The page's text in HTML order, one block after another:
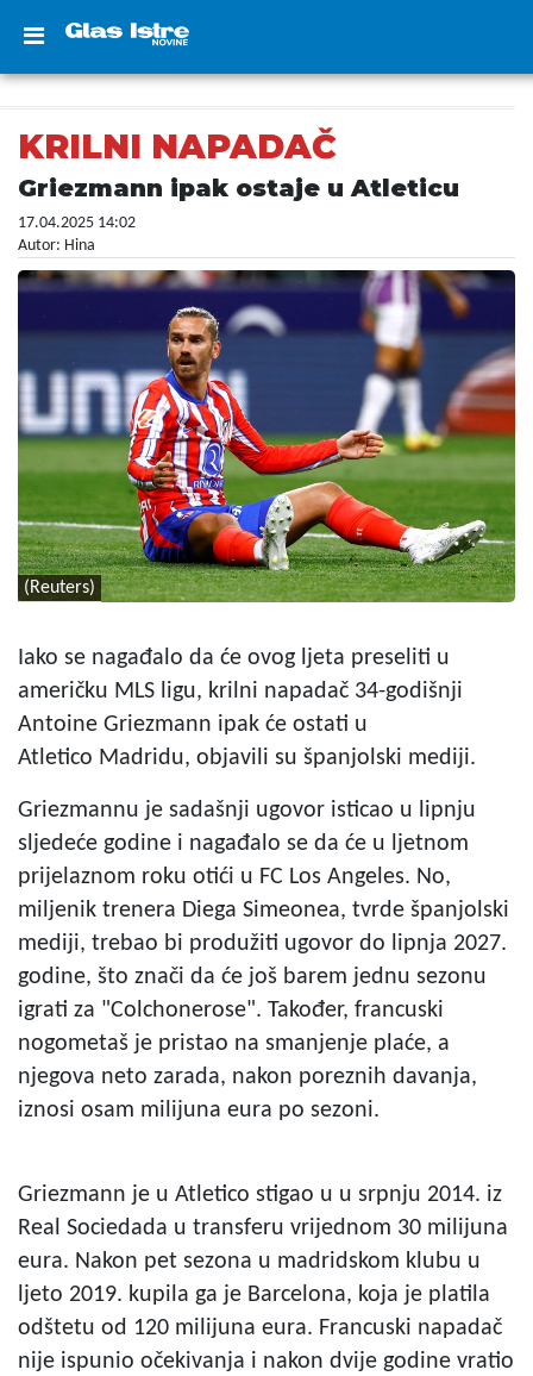
KRILNI NAPADAČ
Griezmann ipak ostaje u Atleticu
17.04.2025 14:02
Autor: Hina
(Reuters)
Iako se nagađalo da će ovog ljeta preseliti u
američku MLS ligu, krilni napadač 34-godišnji
Antoine Griezmann ipak će ostati u
Atletico Madridu, objavili su španjolski mediji.
Griezmannu je sadašnji ugovor isticao u lipnju
sljedeće godine i nagađalo se da će u ljetnom
prijelaznom roku otići u FC Los Angeles. No,
miljenik trenera Diega Simeonea, tvrde španjolski
mediji, trebao bi produžiti ugovor do lipnja 2027.
godine, što znači da će još barem jednu sezonu
igrati za "Colchonerose". Također, francuski
nogometaš je pristao na smanjenje plaće, a
njegova neto zarada, nakon poreznih davanja,
iznosi osam milijuna eura po sezoni.
Griezmann je u Atletico stigao u u srpnju 2014. iz
Real Sociedada u transferu vrijednom 30 milijuna
eura. Nakon pet sezona u madridskom klubu u
ljeto 2019. kupila ga je Barcelona, koja je platila
odštetu od 120 milijuna eura. Francuski napadač
nije ispunio očekivanja i nakon dvije godine vratio